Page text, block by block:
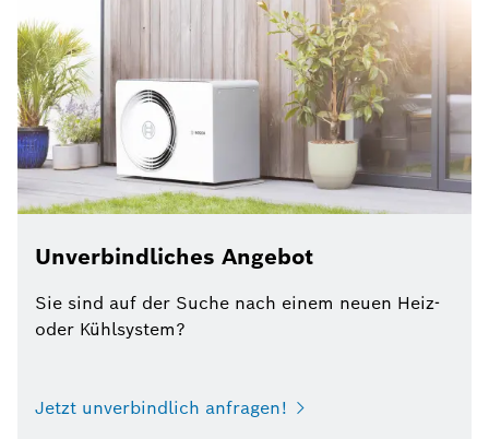
Unverbindliches Angebot
Sie sind auf der Suche nach einem neuen Heiz-
oder Kühlsystem?
Jetzt unverbindlich anfragen!